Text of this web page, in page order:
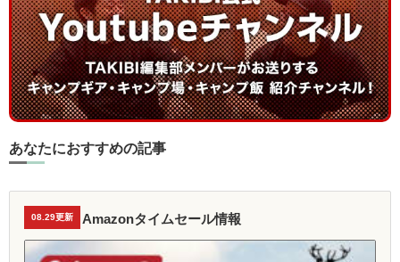
あなたにおすすめの記事
08.29更新 Amazonタイムセール情報